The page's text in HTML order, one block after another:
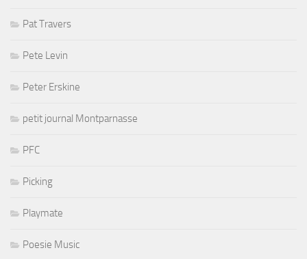
Pat Travers
Pete Levin
Peter Erskine
petit journal Montparnasse
PFC
Picking
Playmate
Poesie Music